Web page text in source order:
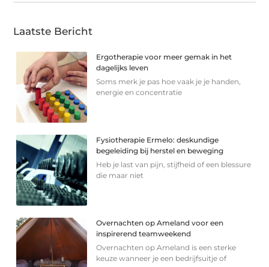
Laatste Bericht
Ergotherapie voor meer gemak in het
dagelijks leven
Soms merk je pas hoe vaak je je handen,
energie en concentratie
Fysiotherapie Ermelo: deskundige
begeleiding bij herstel en beweging
Heb je last van pijn, stijfheid of een blessure
die maar niet
Overnachten op Ameland voor een
inspirerend teamweekend
Overnachten op Ameland is een sterke
keuze wanneer je een bedrijfsuitje of